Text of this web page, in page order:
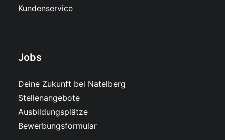
Kundenservice
Jobs
Deine Zukunft bei Natelberg
Stellenangebote
Ausbildungsplätze
Bewerbungsformular